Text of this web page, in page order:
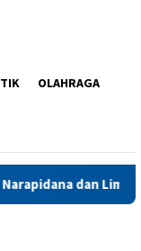
OLAHRAGA
Lima Anak Binaan di